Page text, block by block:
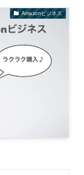
Amazonビジネス